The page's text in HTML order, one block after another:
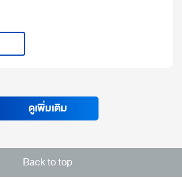
ดูเพิ่มเติม
Back to top